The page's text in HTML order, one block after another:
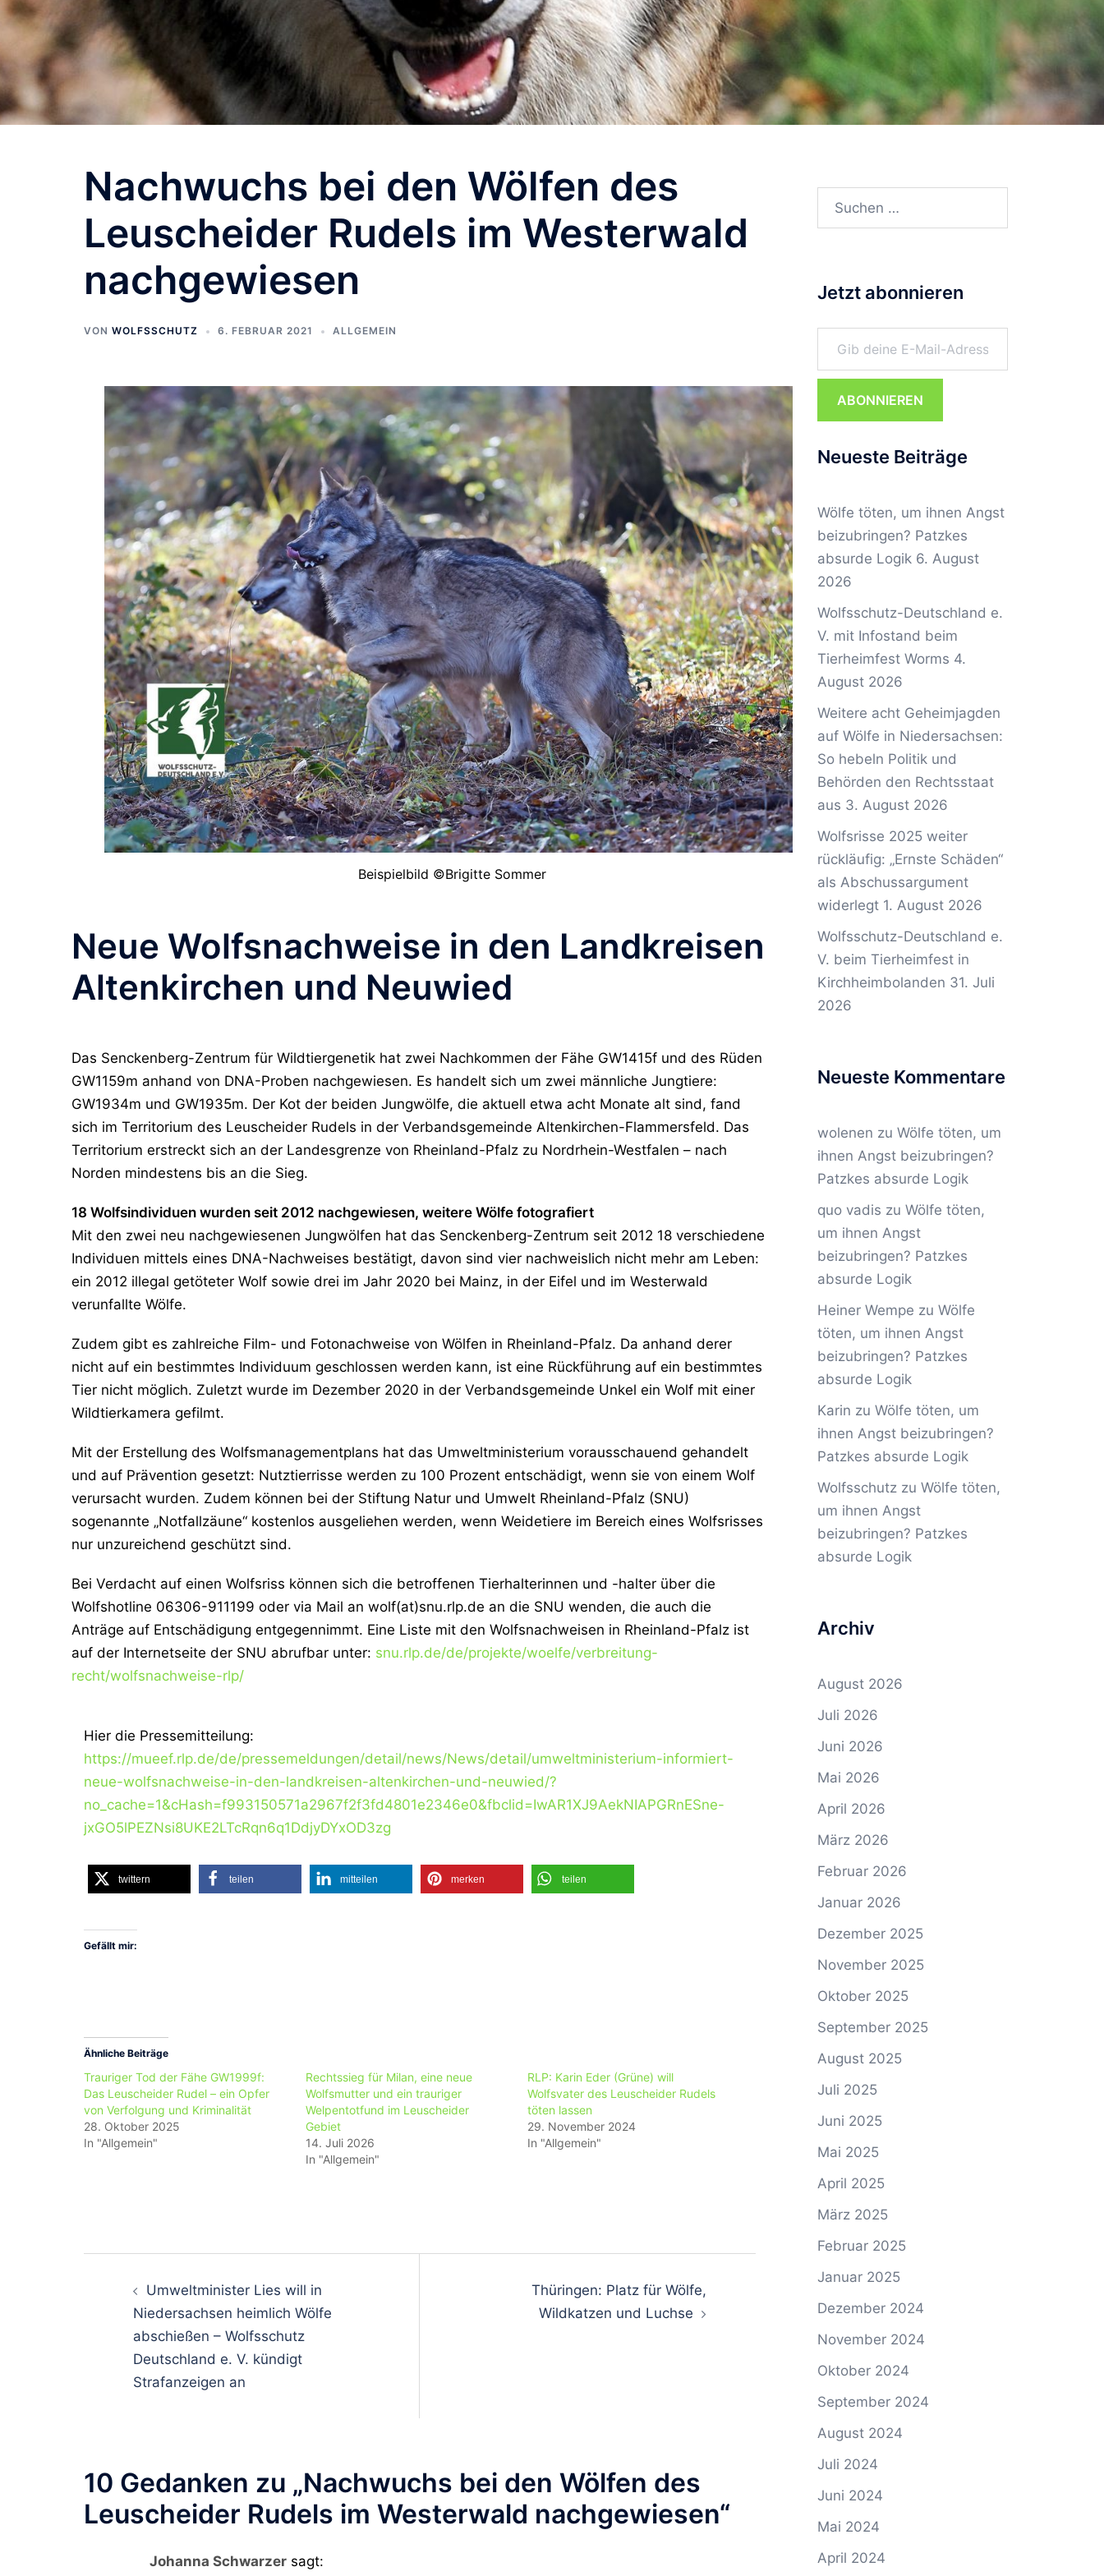
Nachwuchs bei den Wölfen des
Leuscheider Rudels im Westerwald
nachgewiesen
VON WOLFSSCHUTZ 6. FEBRUAR 2021 ALLGEMEIN
Beispielbild ©Brigitte Sommer
Neue Wolfsnachweise in den Landkreisen
Altenkirchen und Neuwied
Das Senckenberg-Zentrum für Wildtiergenetik hat zwei Nachkommen der Fähe GW1415f und des Rüden
GW1159m anhand von DNA-Proben nachgewiesen. Es handelt sich um zwei männliche Jungtiere:
GW1934m und GW1935m. Der Kot der beiden Jungwölfe, die aktuell etwa acht Monate alt sind, fand
sich im Territorium des Leuscheider Rudels in der Verbandsgemeinde Altenkirchen-Flammersfeld. Das
Territorium erstreckt sich an der Landesgrenze von Rheinland-Pfalz zu Nordrhein-Westfalen – nach
Norden mindestens bis an die Sieg.
18 Wolfsindividuen wurden seit 2012 nachgewiesen, weitere Wölfe fotografiert
Mit den zwei neu nachgewiesenen Jungwölfen hat das Senckenberg-Zentrum seit 2012 18 verschiedene
Individuen mittels eines DNA-Nachweises bestätigt, davon sind vier nachweislich nicht mehr am Leben:
ein 2012 illegal getöteter Wolf sowie drei im Jahr 2020 bei Mainz, in der Eifel und im Westerwald
verunfallte Wölfe.
Zudem gibt es zahlreiche Film- und Fotonachweise von Wölfen in Rheinland-Pfalz. Da anhand derer
nicht auf ein bestimmtes Individuum geschlossen werden kann, ist eine Rückführung auf ein bestimmtes
Tier nicht möglich. Zuletzt wurde im Dezember 2020 in der Verbandsgemeinde Unkel ein Wolf mit einer
Wildtierkamera gefilmt.
Mit der Erstellung des Wolfsmanagementplans hat das Umweltministerium vorausschauend gehandelt
und auf Prävention gesetzt: Nutztierrisse werden zu 100 Prozent entschädigt, wenn sie von einem Wolf
verursacht wurden. Zudem können bei der Stiftung Natur und Umwelt Rheinland-Pfalz (SNU)
sogenannte „Notfallzäune“ kostenlos ausgeliehen werden, wenn Weidetiere im Bereich eines Wolfsrisses
nur unzureichend geschützt sind.
Bei Verdacht auf einen Wolfsriss können sich die betroffenen Tierhalterinnen und -halter über die
Wolfshotline 06306-911199 oder via Mail an wolf(at)snu.rlp.de an die SNU wenden, die auch die
Anträge auf Entschädigung entgegennimmt. Eine Liste mit den Wolfsnachweisen in Rheinland-Pfalz ist
auf der Internetseite der SNU abrufbar unter: snu.rlp.de/de/projekte/woelfe/verbreitung-
recht/wolfsnachweise-rlp/
Hier die Pressemitteilung:
https://mueef.rlp.de/de/pressemeldungen/detail/news/News/detail/umweltministerium-informiert-
neue-wolfsnachweise-in-den-landkreisen-altenkirchen-und-neuwied/?
no_cache=1&cHash=f993150571a2967f2f3fd4801e2346e0&fbclid=IwAR1XJ9AekNIAPGRnESne-
jxGO5lPEZNsi8UKE2LTcRqn6q1DdjyDYxOD3zg
twittern teilen mitteilen merken teilen
Gefällt mir:
Ähnliche Beiträge
Trauriger Tod der Fähe GW1999f:
Das Leuscheider Rudel – ein Opfer
von Verfolgung und Kriminalität
28. Oktober 2025
In "Allgemein"
Rechtssieg für Milan, eine neue
Wolfsmutter und ein trauriger
Welpentotfund im Leuscheider
Gebiet
14. Juli 2026
In "Allgemein"
RLP: Karin Eder (Grüne) will
Wolfsvater des Leuscheider Rudels
töten lassen
29. November 2024
In "Allgemein"
Umweltminister Lies will in
Niedersachsen heimlich Wölfe
abschießen – Wolfsschutz
Deutschland e. V. kündigt
Strafanzeigen an
Thüringen: Platz für Wölfe,
Wildkatzen und Luchse
10 Gedanken zu „Nachwuchs bei den Wölfen des
Leuscheider Rudels im Westerwald nachgewiesen“
Johanna Schwarzer sagt:
Suchen
Jetzt abonnieren
Gib deine E-Mail-Adresse ein ...
ABONNIEREN
Neueste Beiträge
Wölfe töten, um ihnen Angst
beizubringen? Patzkes
absurde Logik 6. August
2026
Wolfsschutz-Deutschland e.
V. mit Infostand beim
Tierheimfest Worms 4.
August 2026
Weitere acht Geheimjagden
auf Wölfe in Niedersachsen:
So hebeln Politik und
Behörden den Rechtsstaat
aus 3. August 2026
Wolfsrisse 2025 weiter
rückläufig: „Ernste Schäden“
als Abschussargument
widerlegt 1. August 2026
Wolfsschutz-Deutschland e.
V. beim Tierheimfest in
Kirchheimbolanden 31. Juli
2026
Neueste Kommentare
wolenen zu Wölfe töten, um
ihnen Angst beizubringen?
Patzkes absurde Logik
quo vadis zu Wölfe töten,
um ihnen Angst
beizubringen? Patzkes
absurde Logik
Heiner Wempe zu Wölfe
töten, um ihnen Angst
beizubringen? Patzkes
absurde Logik
Karin zu Wölfe töten, um
ihnen Angst beizubringen?
Patzkes absurde Logik
Wolfsschutzzu Wölfe töten,
um ihnen Angst
beizubringen? Patzkes
absurde Logik
Archiv
August 2026
Juli 2026
Juni 2026
Mai 2026
April 2026
März 2026
Februar 2026
Januar 2026
Dezember 2025
November 2025
Oktober 2025
September 2025
August 2025
Juli 2025
Juni 2025
Mai 2025
April 2025
März 2025
Februar 2025
Januar 2025
Dezember 2024
November 2024
Oktober 2024
September 2024
August 2024
Juli 2024
Juni 2024
Mai 2024
April 2024